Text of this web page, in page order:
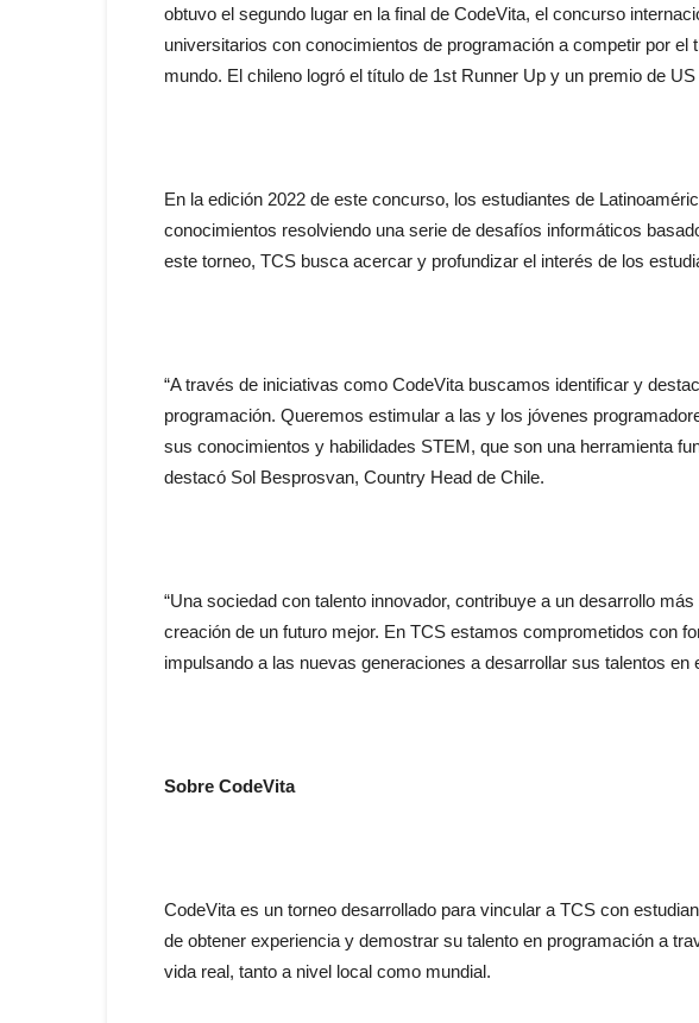
obtuvo el segundo lugar en la final de CodeVita, el concurso
universitarios con conocimientos de programación a competir por el
mundo. El chileno logró el título de 1st Runner Up y un premio de
En la edición 2022 de este concurso, los estudiantes de
conocimientos resolviendo una serie de desafíos informáticos
este torneo, TCS busca acercar y profundizar el interés de los
“A través de iniciativas como CodeVita buscamos identificar y
programación. Queremos estimular a las y los jóvenes
sus conocimientos y habilidades STEM, que son una herramienta
destacó Sol Besprosvan, Country Head de Chile.
“Una sociedad con talento innovador, contribuye a un desarrollo
creación de un futuro mejor. En TCS estamos comprometidos con
impulsando a las nuevas generaciones a desarrollar sus talentos en
Sobre CodeVita
CodeVita es un torneo desarrollado para vincular a TCS con
de obtener experiencia y demostrar su talento en programación a
vida real, tanto a nivel local como mundial.